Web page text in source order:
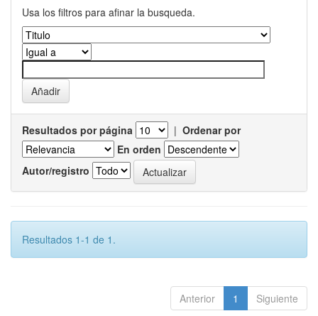
Usa los filtros para afinar la busqueda.
Resultados por página | Ordenar por
En orden
Autor/registro
Resultados 1-1 de 1.
Anterior 1 Siguiente